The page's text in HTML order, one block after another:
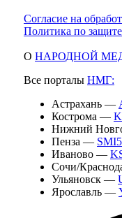
Согласие на
Политика по
О НАРОДНОЙ
Все порталы НМГ:
Астрахань —
Кострома —
Нижний
Пенза —
Иваново —
Сочи/
Ульяновск —
Ярославль —